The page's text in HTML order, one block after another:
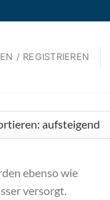
/ REGISTRIEREN
ebenso wie
versorgt.